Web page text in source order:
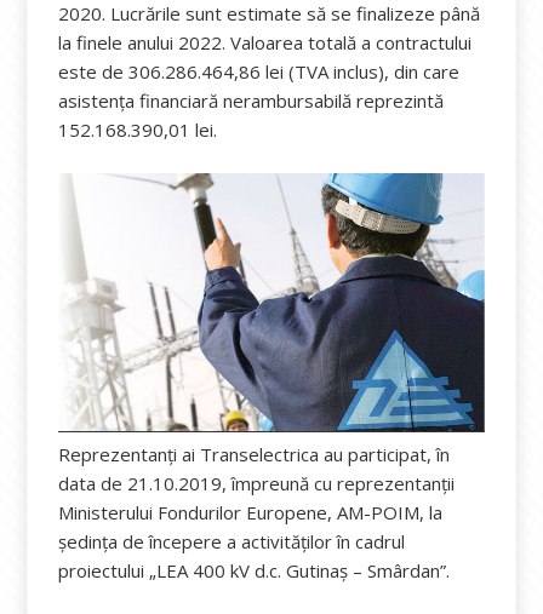
2020. Lucrările sunt estimate să se finalizeze până
la finele anului 2022. Valoarea totală a contractului
este de 306.286.464,86 lei (TVA inclus), din care
asistența financiară nerambursabilă reprezintă
152.168.390,01 lei.
Reprezentanți ai Transelectrica au participat, în
data de 21.10.2019, împreună cu reprezentanții
Ministerului Fondurilor Europene, AM-POIM, la
ședința de începere a activităților în cadrul
proiectului „LEA 400 kV d.c. Gutinaș – Smârdan”.